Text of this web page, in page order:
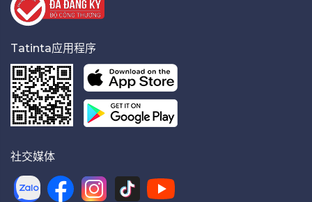
Tatinta应用程序
社交媒体